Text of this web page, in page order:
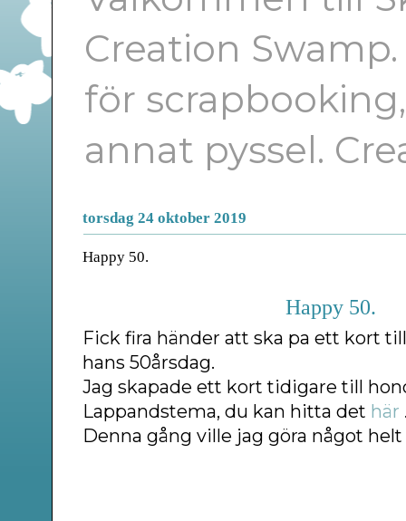
Creation
för
annat pyssel.
torsdag 24 oktober 2019
Happy 50.
Happy 50.
Fick fira händer att ska pa ett kort
hans 50årsdag.
Jag skapade ett kort tidigare till
Lappandstema, du kan hitta det här
Denna gång ville jag göra något